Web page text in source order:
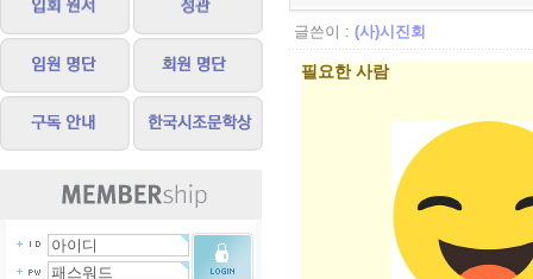
글쓴이 : (사)시진회
필요한 사람